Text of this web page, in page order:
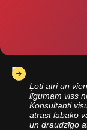
Ļoti ātri un
līgumam viss
Konsultanti
atrast labāko
un draudzīgo